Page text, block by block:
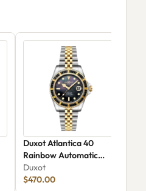
Duxot Atlantica 40
Rainbow Automatic
DX-2077-22
Duxot
$470.00